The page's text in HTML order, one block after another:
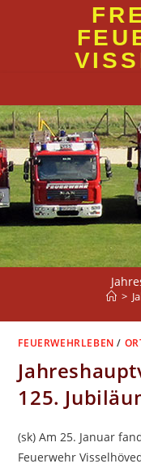
>
FEUERWEHRLEBEN /
125.
(sk) Am 25. Januar
Feuerwehr